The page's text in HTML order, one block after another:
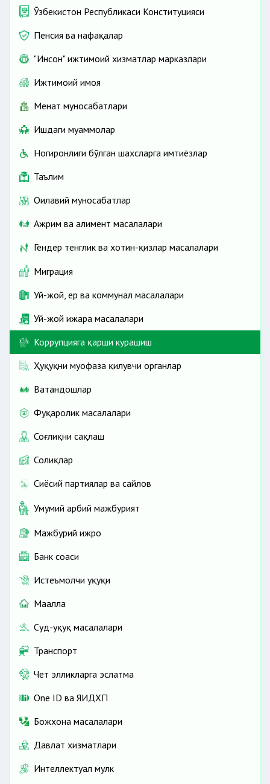
Ўзбекистон Республикаси Конституцияси
Пенсия ва нафақалар
"Инсон" ижтимоий хизматлар марказлари
Ижтимоий ҳимоя
Меҳнат муносабатлари
Ишдаги муаммолар
Ногиронлиги бўлган шахсларга имтиёзлар
Таълим
Оилавий муносабатлар
Ажрим ва алимент масалалари
Гендер тенглик ва хотин-қизлар масалалари
Миграция
Уй-жой, ер ва коммунал масалалари
Уй-жой ижара масалалари
Коррупцияга қарши курашиш
Ҳуқуқни муҳофаза қилувчи органлар
Ватандошлар
Фуқаролик масалалари
Соғлиқни сақлаш
Солиқлар
Сиёсий партиялар ва сайлов
Умумий ҳарбий мажбурият
Мажбурий ижро
Банк соҳаси
Истеъмолчи ҳуқуқи
Маҳалла
Суд-ҳуқуқ масалалари
Транспорт
Чет элликларга эслатма
One ID ва ЯИДХП
Божхона масалалари
Давлат хизматлари
Интеллектуал мулк